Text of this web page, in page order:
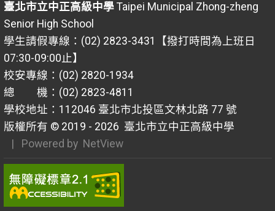
臺北市立中正高級中學Taipei Municipal Zhong-zheng
Senior High School
學生請假專線：(02) 2823-3431【撥打時間為上班日
07:30-09:00止】
校安專線：(02) 2820-1934
總 機：(02) 2823-4811
學校地址：112046 臺北市北投區文林北路 77 號
版權所有 © 2019 - 2026 臺北市立中正高級中學
| Powered by NetView